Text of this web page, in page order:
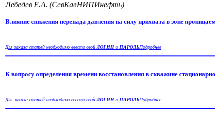
Лебедев Е.А. (СевКавНИПИнефть)
Влияние снижения перепада давления на силу прихвата в зоне
Для заказа статей необходимо ввести свойЛОГИН и ПАРОЛЬПодробнее
К вопросу определения времени восстановления в скважине
Для заказа статей необходимо ввести свойЛОГИН и ПАРОЛЬПодробнее